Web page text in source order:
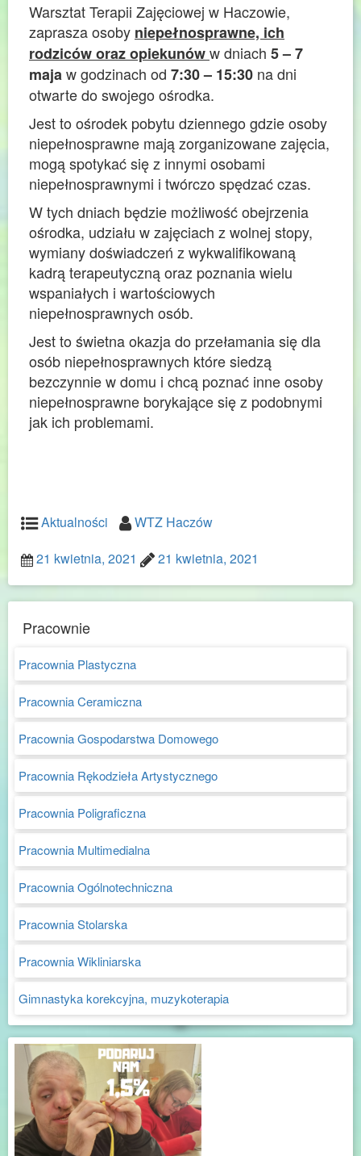
Warsztat Terapii Zajęciowej w Haczowie,
zaprasza osoby niepełnosprawne, ich
rodziców oraz opiekunóww dniach 5 – 7
majaw godzinach od 7:30 – 15:30 na dni
otwarte do swojego ośrodka.
Jest to ośrodek pobytu dziennego gdzie osoby
niepełnosprawne mają zorganizowane zajęcia,
mogą spotykać się z innymi osobami
niepełnosprawnymi i twórczo spędzać czas.
W tych dniach będzie możliwość obejrzenia
ośrodka, udziału w zajęciach z wolnej stopy,
wymiany doświadczeń z wykwalifikowaną
kadrą terapeutyczną oraz poznania wielu
wspaniałych i wartościowych
niepełnosprawnych osób.
Jest to świetna okazja do przełamania się dla
osób niepełnosprawnych które siedzą
bezczynnie w domu i chcą poznać inne osoby
niepełnosprawne borykające się z podobnymi
jak ich problemami.
Aktualności
WTZ Haczów
21 kwietnia, 2021
21 kwietnia, 2021
Pracownie
Pracownia Plastyczna
Pracownia Ceramiczna
Pracownia Gospodarstwa Domowego
Pracownia Rękodzieła Artystycznego
Pracownia Poligraficzna
Pracownia Multimedialna
Pracownia Ogólnotechniczna
Pracownia Stolarska
Pracownia Wikliniarska
Gimnastyka korekcyjna, muzykoterapia